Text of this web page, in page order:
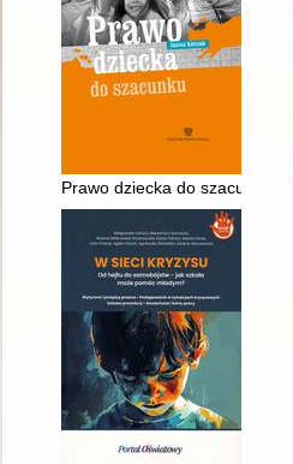
Prawo dziecka do szacunku